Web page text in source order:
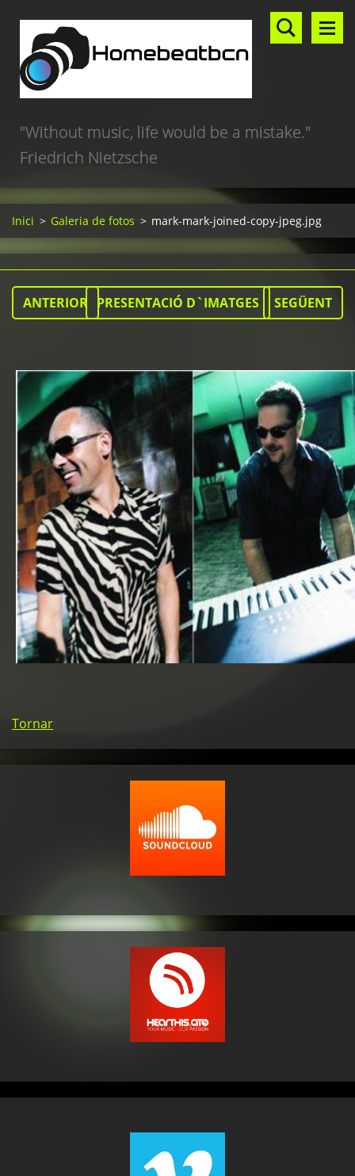
"Without music, life would be a mistake."
Friedrich Nietzsche
Inici > Galeria de fotos > mark-mark-joined-copy-jpeg.jpg
ANTERIOR PRESENTACIÓ D`IMATGES SEGÜENT
Tornar